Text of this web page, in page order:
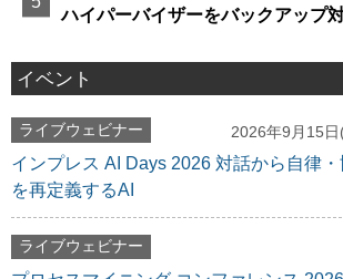
ハイパーバイザーをバックアップ
イベント
ライブウェビナー 2026年9月15
インプレス AI Days 2026 対話から自律
を再定義するAI
ライブウェビナー